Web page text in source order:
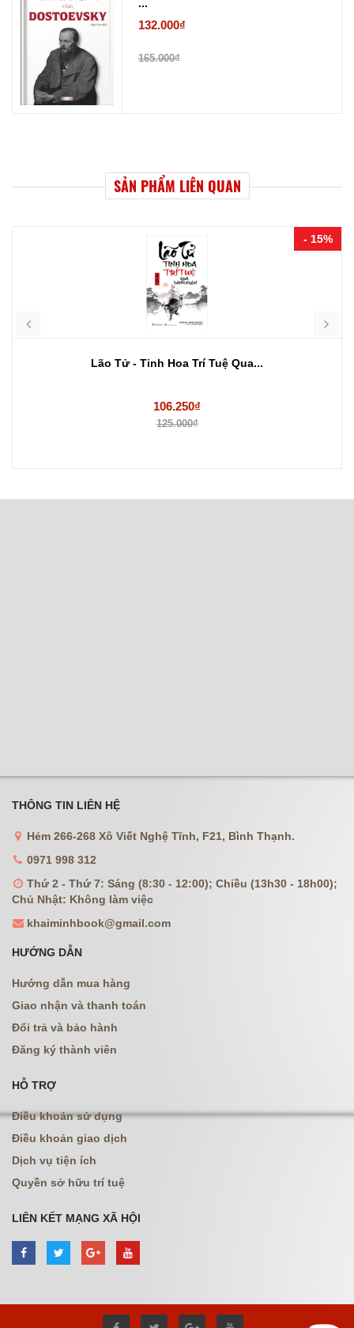
...
132.000₫
165.000₫
SẢN PHẨM LIÊN QUAN
- 15%
Lão Tử - Tinh Hoa Trí Tuệ Qua...
106.250₫
125.000₫
THÔNG TIN LIÊN HỆ
Hẻm 266-268 Xô Viết Nghệ Tĩnh, F21, Bình Thạnh.
0971 998 312
Thứ 2 - Thứ 7: Sáng (8:30 - 12:00); Chiều (13h30 - 18h00);
Chủ Nhật: Không làm việc
khaiminhbook@gmail.com
HƯỚNG DẪN
Hướng dẫn mua hàng
Giao nhận và thanh toán
Đổi trả và bảo hành
Đăng ký thành viên
HỖ TRỢ
Điều khoản sử dụng
Điều khoản giao dịch
Dịch vụ tiện ích
Quyền sở hữu trí tuệ
LIÊN KẾT MẠNG XÃ HỘI